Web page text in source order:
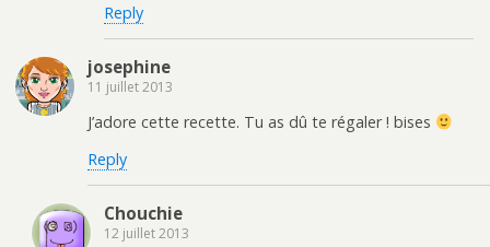
Reply
josephine
11 juillet 2013
J’adore cette recette. Tu as dû te régaler ! bises
Reply
Chouchie
12 juillet 2013